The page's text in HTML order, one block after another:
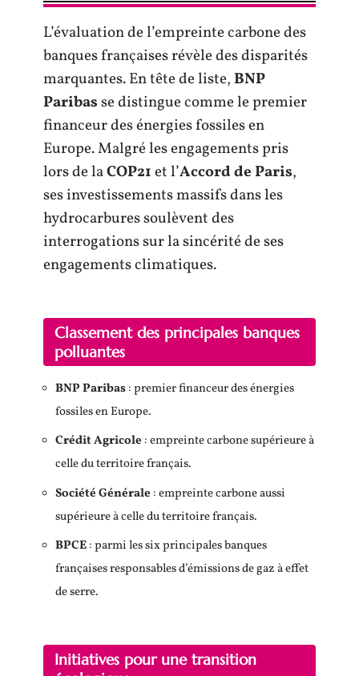
L’évaluation de l’empreinte carbone des
banques françaises révèle des disparités
marquantes. En tête de liste,BNP
Paribasse distingue comme le premier
financeur des énergies fossiles en
Europe. Malgré les engagements pris
lors de laCOP21et l’Accord de Paris,
ses investissements massifs dans les
hydrocarbures soulèvent des
interrogations sur la sincérité de ses
engagements climatiques.
Classement des principales banques
polluantes
BNP Paribas: premier financeur des énergies
fossiles en Europe.
Crédit Agricole : empreinte carbone supérieure à
celle du territoire français.
Société Générale : empreinte carbone aussi
supérieure à celle du territoire français.
BPCE: parmi les six principales banques
françaises responsables d’émissions de gaz à effet
de serre.
Initiatives pour une transition